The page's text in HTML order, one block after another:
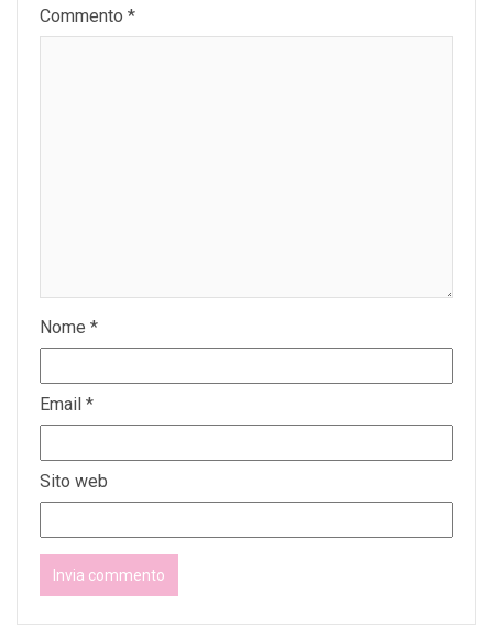
Commento *
Nome *
Email *
Sito web